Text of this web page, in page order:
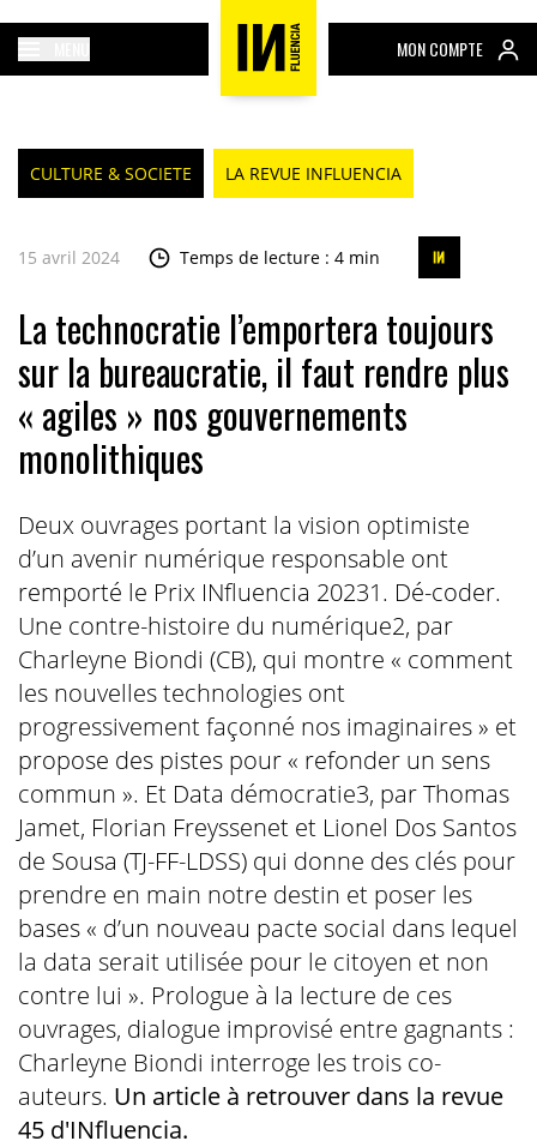
MON COMPTE
CULTURE & SOCIETE LA REVUE INFLUENCIA
15 avril 2024 Temps de lecture : 4 min
La technocratie l’emportera toujours
sur la bureaucratie, il faut rendre plus
« agiles » nos gouvernements
monolithiques
Deux ouvrages portant la vision optimiste
d’un avenir numérique responsable ont
remporté le Prix INfluencia 20231. Dé-coder.
Une contre-histoire du numérique2, par
Charleyne Biondi (CB), qui montre « comment
les nouvelles technologies ont
progressivement façonné nos imaginaires » et
propose des pistes pour « refonder un sens
commun ». Et Data démocratie3, par Thomas
Jamet, Florian Freyssenet et Lionel Dos Santos
de Sousa (TJ-FF-LDSS) qui donne des clés pour
prendre en main notre destin et poser les
bases « d’un nouveau pacte social dans lequel
la data serait utilisée pour le citoyen et non
contre lui ». Prologue à la lecture de ces
ouvrages, dialogue improvisé entre gagnants :
Charleyne Biondi interroge les trois co-
auteurs. Un article à retrouver dans la revue
45 d'INfluencia.